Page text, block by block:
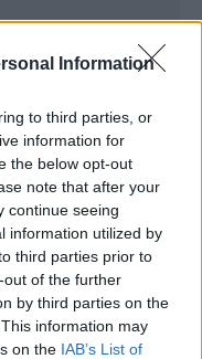
Information
to third parties, or
information for
the below opt-out
note that after your
continue seeing
information utilized by
third parties prior to
of the further
by third parties on the
information may
on the IAB’s List of